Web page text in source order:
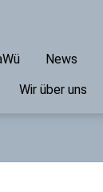
News
Wir über uns